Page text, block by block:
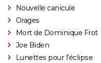
Nouvelle canicule
Orages
Mort de Dominique Frot
Joe Biden
Lunettes pour l'éclipse